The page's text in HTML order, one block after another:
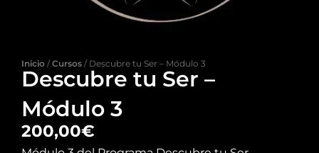
Inicio /Cursos / Descubre tu Ser – Módulo 3
Descubre tu Ser –
Módulo 3
200,00€